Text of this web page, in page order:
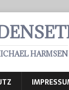
HARMSEN